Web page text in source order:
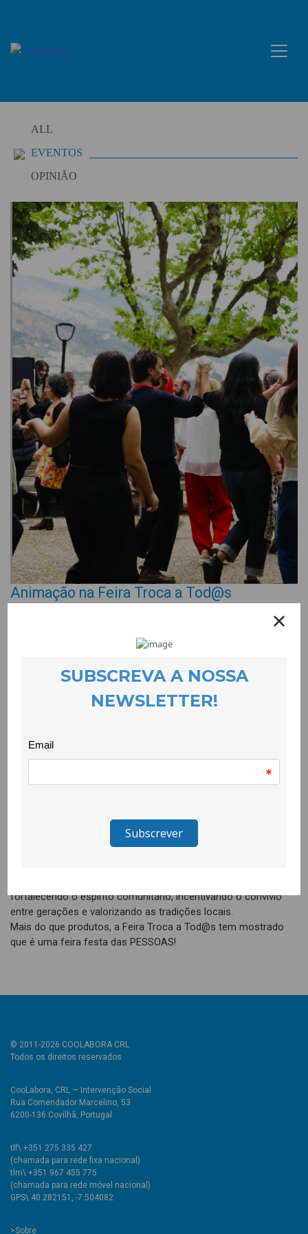
content
ALL
EVENTOS
OPINIÃO
Animação na Feira Troca a Tod@s
Promover os produtos locais e dar visibilidade aos produtores
e às produtoras da região é o coração da Feira Troca a Tod@s.
Apesar da chuva, o evento foi palco a duas expressões
qualidade. Para além do Palco CriaTivo — uma colaboração
entre a CooLabora, o CRIA e a Companhia Club — que contou
com três DJs, assistiu-se a uma actuação marcante das
resistência e na luta pela igualdade de direitos. O Grupo de
Bombos do Tortosendo marcou presença com uma arruada
que reforçou o ambiente festivo.
fortalecendo o espírito comunitário, incentivando o convívio
entre gerações e valorizando as tradições locais.
Mais do que produtos, a Feira Troca a Tod@s tem mostrado
que é uma feira festa das PESSOAS!
© 2011-2026 COOLABORA CRL
Todos os direitos reservados
CooLabora, CRL — Intervenção Social
Rua Comendador Marcelino, 53
6200-136 Covilhã, Portugal
tlf\ +351 275 335 427
(chamada para rede fixa nacional)
tlm\ +351 967 455 775
(chamada para rede móvel nacional)
GPS\ 40.282151, -7.504082
>Sobre